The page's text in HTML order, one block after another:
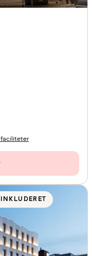
faciliteter